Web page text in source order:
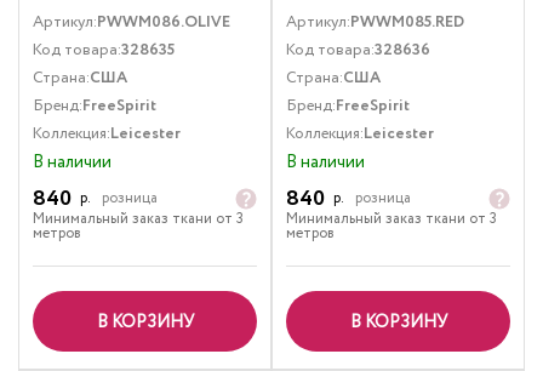
Артикул:PWWM086.OLIVE
Код товара:328635
Страна:США
Бренд:FreeSpirit
Коллекция:Leicester
В наличии
840 р.
розница
Минимальный заказ ткани от 3
метров
В КОРЗИНУ
Артикул:PWWM085.RED
Код товара:328636
Страна:США
Бренд:FreeSpirit
Коллекция:Leicester
В наличии
840 р.
розница
Минимальный заказ ткани от 3
метров
В КОРЗИНУ